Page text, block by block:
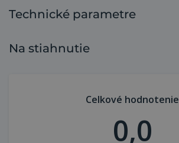
Technické parametre
Na stiahnutie
Celkové hodnotenie
0,0